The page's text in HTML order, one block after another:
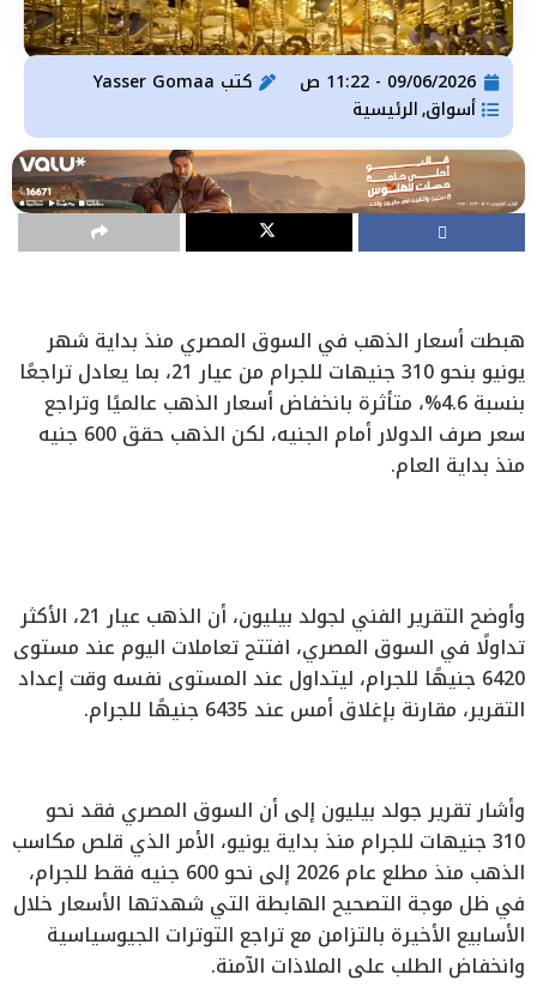
09/06/2026 - 11:22 ص كتب
أسواق, الرئيسية
هبطت أسعار الذهب في السوق المصري منذ بداية شهر
يونيو بنحو 310 جنيهات للجرام من عيار 21، بما يعادل تراجعًا
بنسبة 4.6%، متأثرة بانخفاض أسعار الذهب عالميًا وتراجع
سعر صرف الدولار أمام الجنيه، لكن الذهب حقق 600 جنيه
منذ بداية العام.
وأوضح التقرير الفني لجولد بيليون، أن الذهب عيار 21، الأكثر
تداولًا في السوق المصري، افتتح تعاملات اليوم عند مستوى
6420 جنيهًا للجرام، ليتداول عند المستوى نفسه وقت إعداد
التقرير، مقارنة بإغلاق أمس عند 6435 جنيهًا للجرام.
وأشار تقرير جولد بيليون إلى أن السوق المصري فقد نحو
310 جنيهات للجرام منذ بداية يونيو، الأمر الذي قلص مكاسب
الذهب منذ مطلع عام 2026 إلى نحو 600 جنيه فقط للجرام،
في ظل موجة التصحيح الهابطة التي شهدتها الأسعار خلال
الأسابيع الأخيرة بالتزامن مع تراجع التوترات الجيوسياسية
وانخفاض الطلب على الملاذات الآمنة.